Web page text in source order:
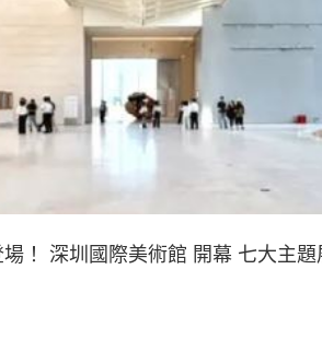
場！ 深圳國際美術館 開幕 七大主